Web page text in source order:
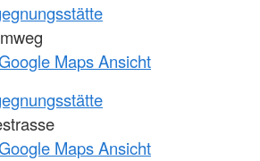
Maps Ansicht
Maps Ansicht